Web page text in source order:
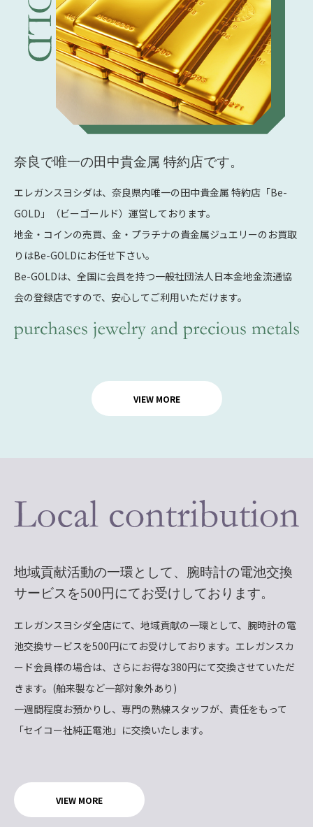
奈良で唯一の田中貴金属 特約店です。
エレガンスヨシダは、奈良県内唯一の田中貴金属 特約店「Be-
GOLD」（ビーゴールド）運営しております。
地金・コインの売買、金・プラチナの貴金属ジュエリーのお買取
りはBe-GOLDにお任せ下さい。
Be-GOLDは、全国に会員を持つ一般社団法人日本金地金流通協
会の登録店ですので、安心してご利用いただけます。
VIEW MORE
地域貢献活動の一環として、
腕時計の電池交換
サービスを500円にてお受けしております。
エレガンスヨシダ全店にて、地域貢献の一環として、腕時計の電
池交換サービスを500円にてお受けしております。エレガンスカ
ード会員様の場合は、さらにお得な380円にて交換させていただ
きます。(舶来製など一部対象外あり)
一週間程度お預かりし、専門の熟練スタッフが、責任をもって
「セイコー社純正電池」に交換いたします。
VIEW MORE